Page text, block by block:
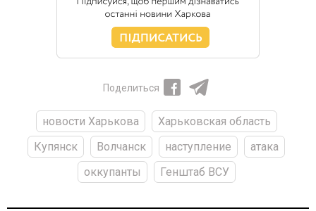
Поделиться
новости Харькова
Харьковская область
Купянск
Волчанск наступление
атака
оккупанты
Генштаб ВСУ